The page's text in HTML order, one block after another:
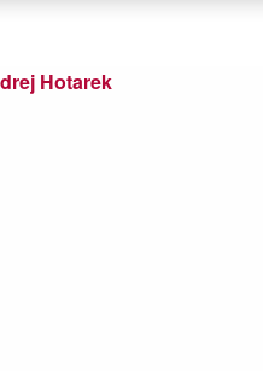
Hotarek